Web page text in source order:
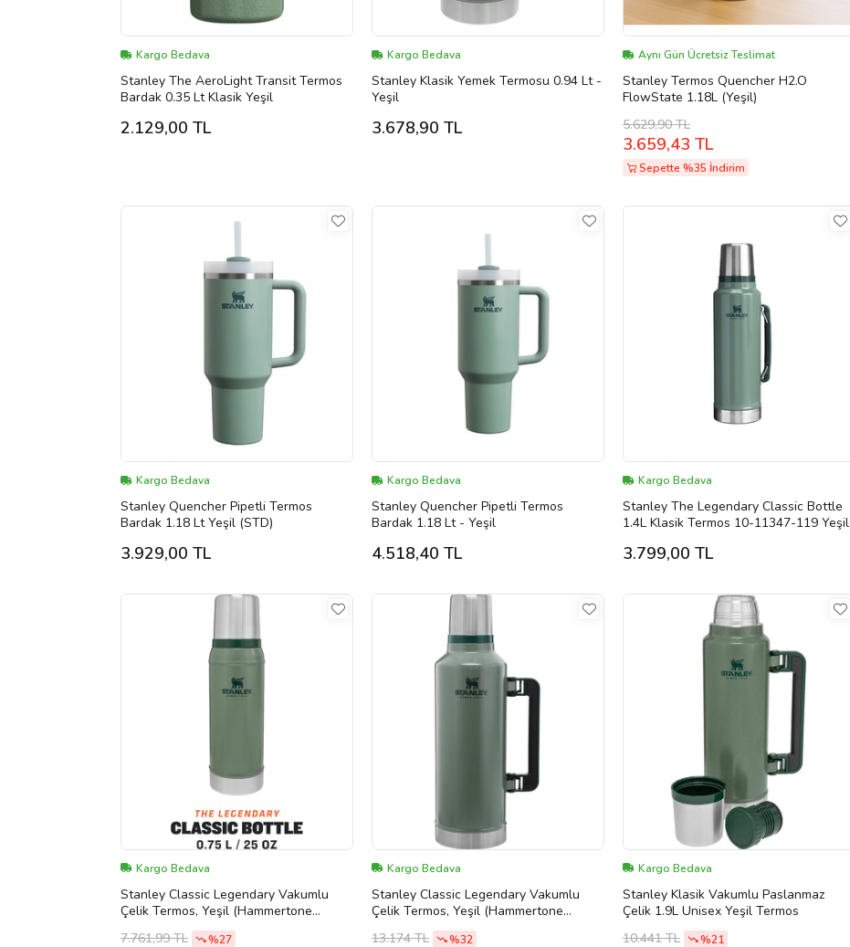
Kargo Bedava
Stanley The AeroLight Transit Termos
Bardak 0.35 Lt Klasik Yeşil
2.129,00 TL
Kargo Bedava
Stanley Klasik Yemek Termosu 0.94 Lt -
Yeşil
3.678,90 TL
Aynı Gün Ücretsiz Teslimat
Stanley Termos Quencher H2.O
FlowState 1.18L (Yeşil)
5.629,90 TL
3.659,43 TL
Sepette %35 İndirim
Kargo Bedava
Stanley Quencher Pipetli Termos
Bardak 1.18 Lt Yeşil (STD)
3.929,00 TL
Kargo Bedava
Stanley Quencher Pipetli Termos
Bardak 1.18 Lt - Yeşil
4.518,40 TL
Kargo Bedava
Stanley The Legendary Classic Bottle
1.4L Klasik Termos 10-11347-119 Yeşil
3.799,00 TL
Kargo Bedava
Stanley Classic Legendary Vakumlu
Çelik Termos, Yeşil (Hammertone
Green), 0.75 L (Çok Renkli)
7.761,99 TL %27
Kargo Bedava
Stanley Classic Legendary Vakumlu
Çelik Termos, Yeşil (Hammertone
Green), 2.3 Litre (Çok Renkli)
13.174 TL %32
Kargo Bedava
Stanley Klasik Vakumlu Paslanmaz
Çelik 1.9L Unisex Yeşil Termos
10.441 TL
%21